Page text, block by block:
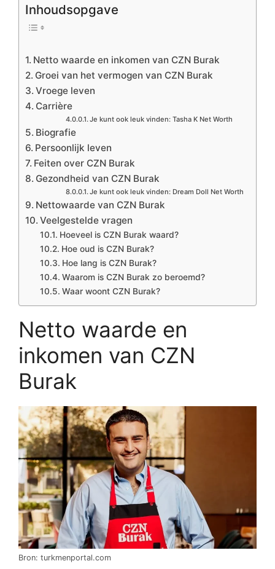
Inhoudsopgave
Netto waarde en inkomen van CZN Burak
Groei van het vermogen van CZN Burak
Vroege leven
Carrière
Je kunt ook leuk vinden: Tasha K Net Worth
Biografie
Persoonlijk leven
Feiten over CZN Burak
Gezondheid van CZN Burak
Je kunt ook leuk vinden: Dream Doll Net Worth
Nettowaarde van CZN Burak
Veelgestelde vragen
Hoeveel is CZN Burak waard?
Hoe oud is CZN Burak?
Hoe lang is CZN Burak?
Waarom is CZN Burak zo beroemd?
Waar woont CZN Burak?
Netto waarde en
inkomen van CZN
Burak
Bron: turkmenportal.com